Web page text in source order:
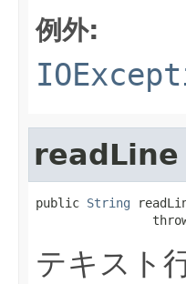
例外:
readLine
public String
テキスト